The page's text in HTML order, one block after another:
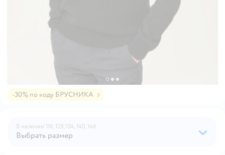
-30% по коду БРУСНИКА
В наличии 116, 128, 134, 140, 146
Выбрать размер